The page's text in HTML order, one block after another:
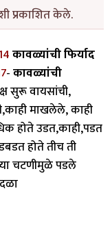
प्रकाशित केले.
कावळ्यांची फिर्याद
-कावळ्यांची
सुरू वायसांची,
माखलेले, काही
होते उडत,काही,पडत
होते तीच ती
चटणीमुळे पडले